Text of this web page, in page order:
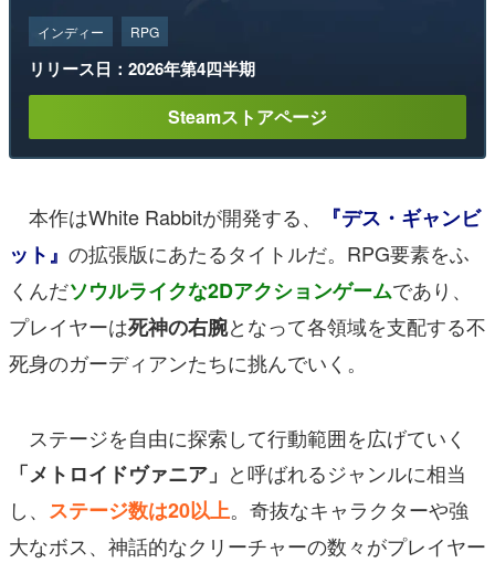
インディー RPG
リリース日：2026年第4四半期
Steamストアページ
本作はWhite Rabbitが開発する、
『デス・ギャンビ
ット』 の拡張版にあたるタイトルだ。RPG要素をふ
くんだソウルライクな2Dアクションゲームであり、
プレイヤーは死神の右腕となって各領域を支配する不
死身のガーディアンたちに挑んでいく。
ステージを自由に探索して行動範囲を広げていく
「メトロイドヴァニア」 と呼ばれるジャンルに相当
し、 ステージ数は20以上。奇抜なキャラクターや強
大なボス、神話的なクリーチャーの数々がプレイヤー